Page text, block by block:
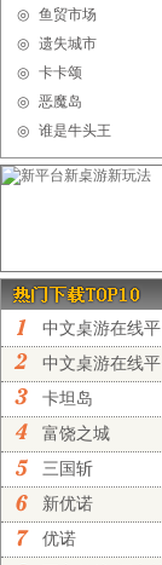
◎ 鱼贸市场
◎ 遗失城市
◎ 卡卡颂
◎ 恶魔岛
◎ 谁是牛头王
中文桌游在线
完...
中文桌游在线
正...
卡坦岛
富饶之城
三国斩
新优诺
优诺